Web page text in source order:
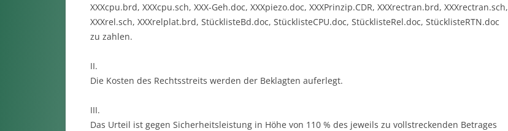
XXXcpu.brd, XXXcpu.sch, XXX-Geh.doc, XXXpiezo.doc, XXXPrinzip.CDR, XXXrectran.brd, XXXrectran.sch,
XXXrel.sch, XXXrelplat.brd, StücklisteBd.doc, StücklisteCPU.doc, StücklisteRel.doc, StücklisteRTN.doc
zu zahlen.
II.
Die Kosten des Rechtsstreits werden der Beklagten auferlegt.
III.
Das Urteil ist gegen Sicherheitsleistung in Höhe von 110 % des jeweils zu vollstreckenden Betrages